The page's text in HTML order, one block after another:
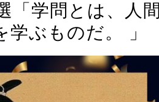
「学問とは、人間
ぶものだ。 」